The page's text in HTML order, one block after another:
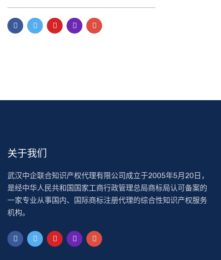
关于我们
武汉中企联合知识产权代理有限公司成立于2005年5月20日，
是经中华人民共和国国家工商行政管理总局商标局认可备案的
一家专业从事国内、国际商标注册代理的综合性知识产权服务
机构。